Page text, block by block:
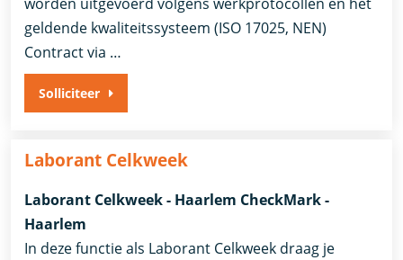
geldende kwaliteitssysteem (ISO 17025, NEN)
Contract via …
Solliciteer
Laborant Celkweek
Laborant Celkweek - Haarlem CheckMark -
Haarlem
In deze functie als Laborant Celkweek draag je